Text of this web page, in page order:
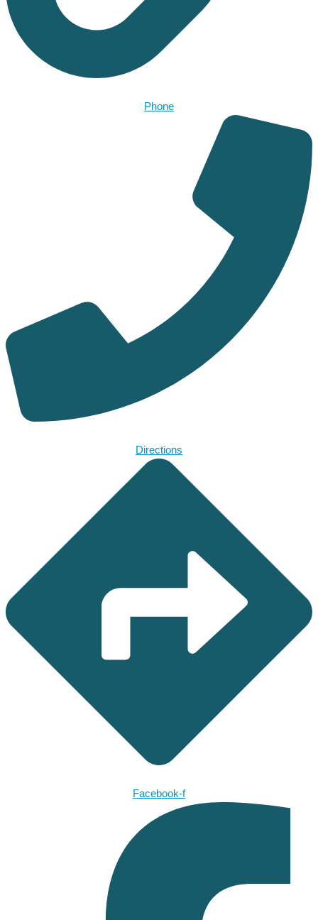
Phone
Directions
Facebook-f